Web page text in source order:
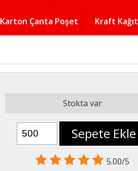
Karton Çanta Poşet Kraft Kağıt
Stokta var
Sepete Ekle
5.00/5